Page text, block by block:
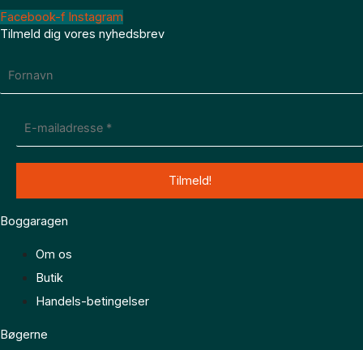
Facebook-f Instagram
Tilmeld dig vores nyhedsbrev
Boggaragen
Om os
Butik
Handels-betingelser
Bøgerne